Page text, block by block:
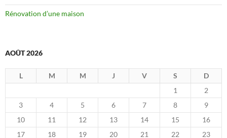
Rénovation d’une maison
AOÛT 2026
L M M J V S
D
1
2
3
4 5 6 7 8
9
10
11 12 13 14 15
16
17
18 19 20 21 22
23